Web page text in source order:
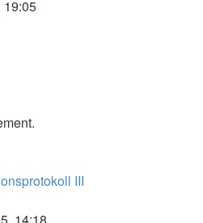
19:05
III